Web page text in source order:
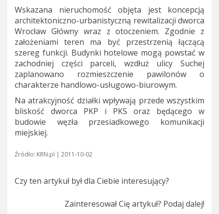
Wskazana nieruchomość objęta jest koncepcją
architektoniczno-urbanistyczną rewitalizacji dworca
Wrocław Główny wraz z otoczeniem. Zgodnie z
założeniami teren ma być przestrzenią łączącą
szereg funkcji. Budynki hotelowe mogą powstać w
zachodniej części parceli, wzdłuż ulicy Suchej
zaplanowano rozmieszczenie pawilonów o
charakterze handlowo-usługowo-biurowym.
Na atrakcyjność działki wpływają przede wszystkim
bliskość dworca PKP i PKS oraz będącego w
budowie węzła przesiadkowego komunikacji
miejskiej.
Źródło: KRN.pl | 2011-10-02
Czy ten artykuł był dla Ciebie interesujący?
Zainteresował Cię artykuł? Podaj dalej!